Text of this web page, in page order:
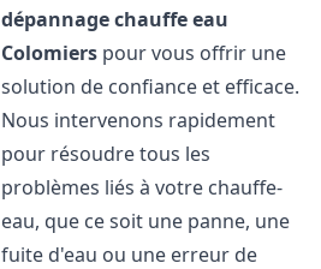
dépannage chauffe eau
Colomiers pour vous offrir une
solution de confiance et efficace.
Nous intervenons rapidement
pour résoudre tous les
problèmes liés à votre chauffe-
eau, que ce soit une panne, une
fuite d'eau ou une erreur de